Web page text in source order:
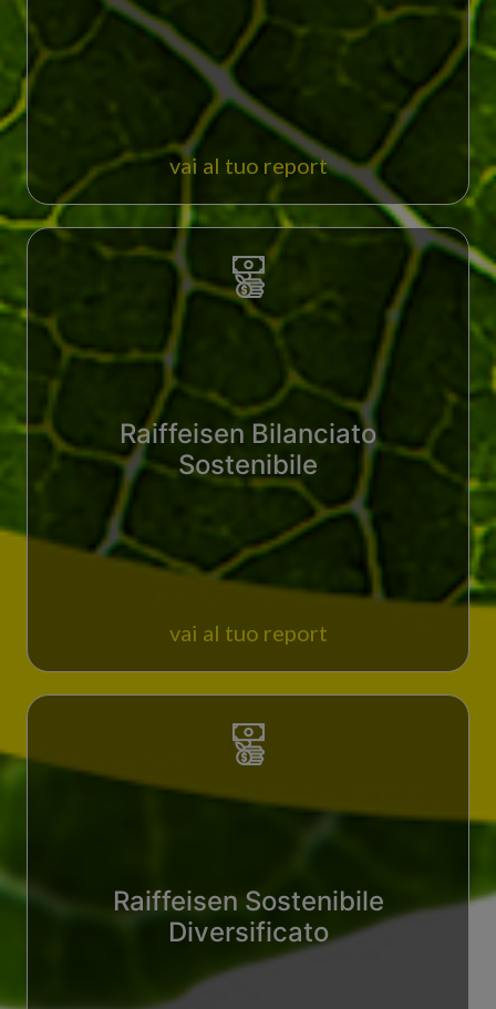
vai al tuo report
Raiffeisen Bilanciato
Sostenibile
vai al tuo report
Raiffeisen Sostenibile
Diversificato